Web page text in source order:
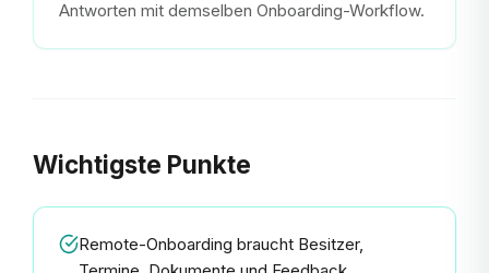
Antworten mit demselben Onboarding-Workflow.
Wichtigste Punkte
Remote-Onboarding braucht Besitzer,